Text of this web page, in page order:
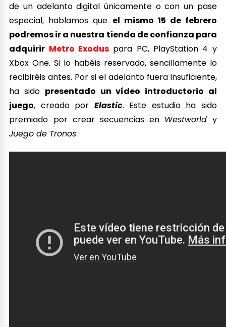
de un adelanto digital únicamente o con un pase
especial, hablamos que el mismo 15 de febrero
podremos ir a nuestra tienda de confianza para
adquirir Metro Exodus para PC, PlayStation 4 y
Xbox One. Si lo habéis reservado, sencillamente lo
recibiréis antes. Por si el adelanto fuera insuficiente,
ha sido presentado un vídeo introductorio al
juego, creado por Elastic. Este estudio ha sido
premiado por crear secuencias en Westworld y
Juego de Tronos.